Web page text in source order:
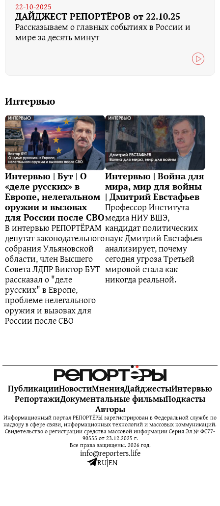
22-10-2025
ДАЙДЖЕСТ РЕПОРТЁРОВ от 22.10.25
Рассказываем о главных событиях в России и
мире за десять минут
Интервью
Интервью | Бут | О
«деле русских» в
Европе, нелегальном
оружии и вызовах
для России после СВО
В интервью РЕПОРТЁРАМ
депутат законодательного
собрания Ульяновской
области, член Высшего
Совета ЛДПР Виктор БУТ
рассказал о "деле
русских" в Европе,
проблеме нелегального
оружия и вызовах для
России после СВО
Интервью | Война для
мира, мир для войны
| Дмитрий Евстафьев
Профессор Института
медиа НИУ ВШЭ,
кандидат политических
наук Дмитрий Евстафьев
анализирует, почему
сегодня угроза Третьей
мировой стала как
никогда реальной.
ПубликацииНовостиМненияДайджестыИнтервью
РепортажиДокументальные фильмыПодкасты
Авторы
Информационный портал РЕПОРТЁРЫ зарегистрирован в Федеральной службе по
надзору в сфере связи, информационных технологий и массовых коммуникаций.
Свидетельство о регистрации средства массовой информации Серия Эл № ФС77-
90555 от 23.12.2025 г.
Все права защищены. 2026 год.
info@reporters.life
RU|EN